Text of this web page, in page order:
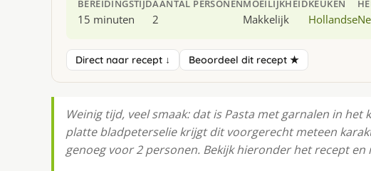
BEREIDINGSTIJD
15 minuten
AANTAL PERSONEN
2
MOEILIJKHEID
Makkelijk
KEUKEN
Hollandse
Direct naar recept ↓ Beoordeel dit recept ★
Weinig tijd, veel smaak: dat is Pasta met garnalen in
platte bladpeterselie krijgt dit voorgerecht meteen
genoeg voor 2 personen. Bekijk hieronder het recept en